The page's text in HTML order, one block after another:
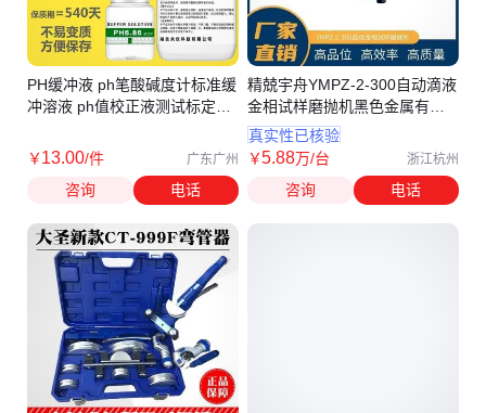
PH缓冲液 ph笔酸碱度计标准缓
冲溶液 ph值校正液测试标定液
￥13.00/件 广东广州
咨询 电话
精兢宇舟YMPZ-2-300自动滴液
金相试样磨抛机黑色金属有色
金属制样
真实性已核验
￥5.88万/台 浙江杭州
咨询 电话